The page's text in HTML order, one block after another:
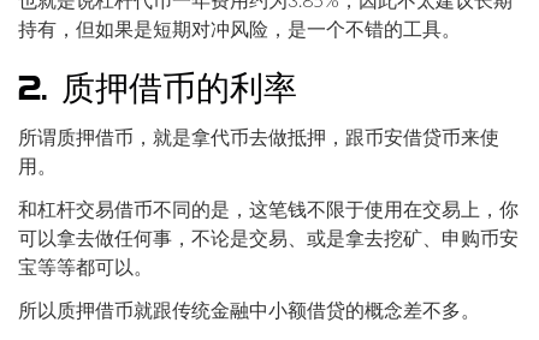
持有，但如果是短期对冲风险，是一个不错的工具。
2. 质押借币的利率
所谓质押借币，就是拿代币去做抵押，跟币安借贷币来使
用。
和杠杆交易借币不同的是，这笔钱不限于使用在交易上，你
可以拿去做任何事，不论是交易、或是拿去挖矿、申购币安
宝等等都可以。
所以质押借币就跟传统金融中小额借贷的概念差不多。